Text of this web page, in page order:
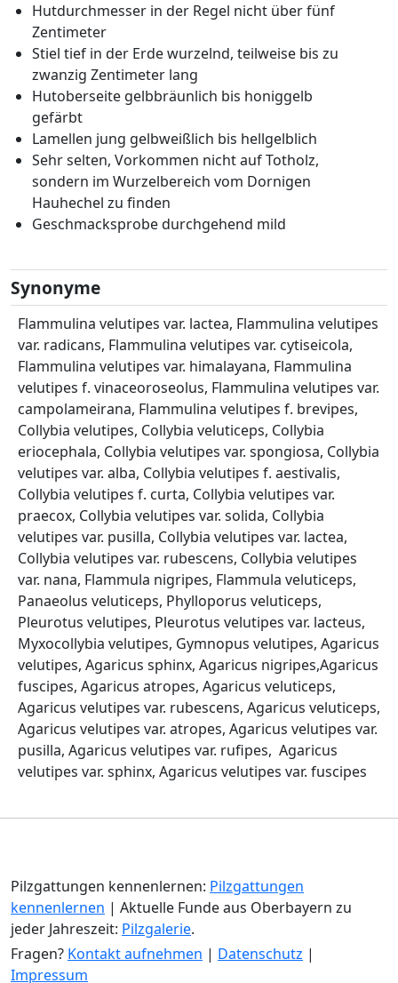
Hutdurchmesser in der Regel nicht über fünf
Zentimeter
Stiel tief in der Erde wurzelnd, teilweise bis zu
zwanzig Zentimeter lang
Hutoberseite gelbbräunlich bis honiggelb
gefärbt
Lamellen jung gelbweißlich bis hellgelblich
Sehr selten, Vorkommen nicht auf Totholz,
sondern im Wurzelbereich vom Dornigen
Hauhechel zu finden
Geschmacksprobe durchgehend mild
Synonyme
Flammulina velutipes var. lactea, Flammulina velutipes
var. radicans, Flammulina velutipes var. cytiseicola,
Flammulina velutipes var. himalayana, Flammulina
velutipes f. vinaceoroseolus, Flammulina velutipes var.
campolameirana, Flammulina velutipes f. brevipes,
Collybia velutipes, Collybia veluticeps, Collybia
eriocephala, Collybia velutipes var. spongiosa, Collybia
velutipes var. alba, Collybia velutipes f. aestivalis,
Collybia velutipes f. curta, Collybia velutipes var.
praecox, Collybia velutipes var. solida, Collybia
velutipes var. pusilla, Collybia velutipes var. lactea,
Collybia velutipes var. rubescens, Collybia velutipes
var. nana, Flammula nigripes, Flammula veluticeps,
Panaeolus veluticeps, Phylloporus veluticeps,
Pleurotus velutipes, Pleurotus velutipes var. lacteus,
Myxocollybia velutipes, Gymnopus velutipes, Agaricus
velutipes, Agaricus sphinx, Agaricus nigripes,Agaricus
fuscipes, Agaricus atropes, Agaricus veluticeps,
Agaricus velutipes var. rubescens, Agaricus veluticeps,
Agaricus velutipes var. atropes, Agaricus velutipes var.
pusilla, Agaricus velutipes var. rufipes, Agaricus
velutipes var. sphinx, Agaricus velutipes var. fuscipes
Pilzgattungen kennenlernen: Pilzgattungen
kennenlernen | Aktuelle Funde aus Oberbayern zu
jeder Jahreszeit: Pilzgalerie.
Fragen? Kontakt aufnehmen | Datenschutz |
Impressum